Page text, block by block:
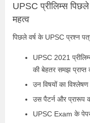
UPSC प्रीलिम्स
महत्व
पिछले वर्ष के UPSC प्रश्न
UPSC 2021
की बेहतर समझ
उन विषयों का
उस पैटर्न और प्रारूप
UPSC Exam के